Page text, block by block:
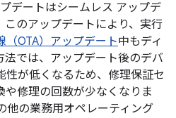
デートはシームレス アップデ
このアップデートにより、実行
（OTA）アップデート中もディ
法では、アップデート後のデバ
性が低くなるため、修理保証セ
や修理の回数が少なくなりま
他の業務用オペレーティング